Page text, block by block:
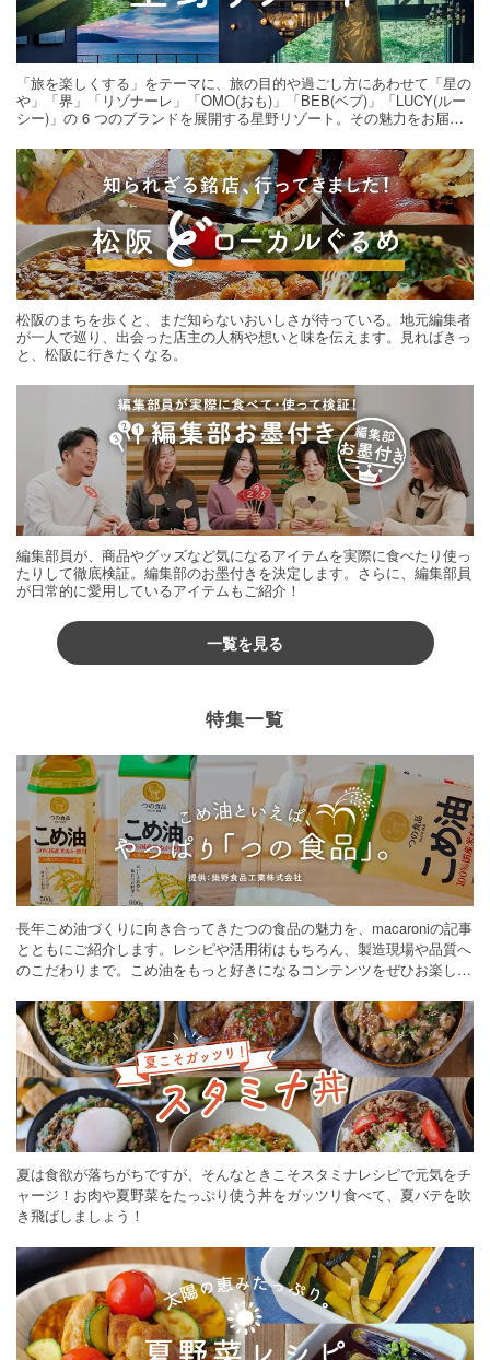
「旅を楽しくする」をテーマに、旅の目的や過ごし方にあわせて「星の
や」「界」「リゾナーレ」「OMO(おも)」「BEB(ベブ)」「LUCY(ルー
シー)」の 6 つのブランドを展開する星野リゾート。その魅力をお届け
松阪のまちを歩くと、まだ知らないおいしさが待っている。地元編集者
が一人で巡り、出会った店主の人柄や想いと味を伝えます。見ればきっ
と、松阪に行きたくなる。
編集部員が、商品やグッズなど気になるアイテムを実際に食べたり使っ
たりして徹底検証。編集部のお墨付きを決定します。さらに、編集部員
が日常的に愛用しているアイテムもご紹介！
一覧を見る
特集一覧
長年こめ油づくりに向き合ってきたつの食品の魅力を、macaroniの記事
とともにご紹介します。レシピや活用術はもちろん、製造現場や品質へ
のこだわりまで。こめ油をもっと好きになるコンテンツをぜひお楽しみ
夏は食欲が落ちがちですが、そんなときこそスタミナレシピで元気をチ
ャージ！お肉や夏野菜をたっぷり使う丼をガッツリ食べて、夏バテを吹
き飛ばしましょう！